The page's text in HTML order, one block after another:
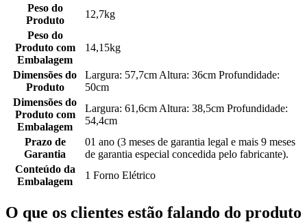
Peso do
Produto
12,7kg
Peso do
Produto com
Embalagem
14,15kg
Dimensões do
Produto
Largura: 57,7cm Altura: 36cm Profundidade:
50cm
Dimensões do
Produto com
Embalagem
Largura: 61,6cm Altura: 38,5cm Profundidade:
54,4cm
Prazo de
Garantia
01 ano (3 meses de garantia legal e mais 9 meses
de garantia especial concedida pelo fabricante).
Conteúdo da
Embalagem
1 Forno Elétrico
O que os clientes estão falando do produto